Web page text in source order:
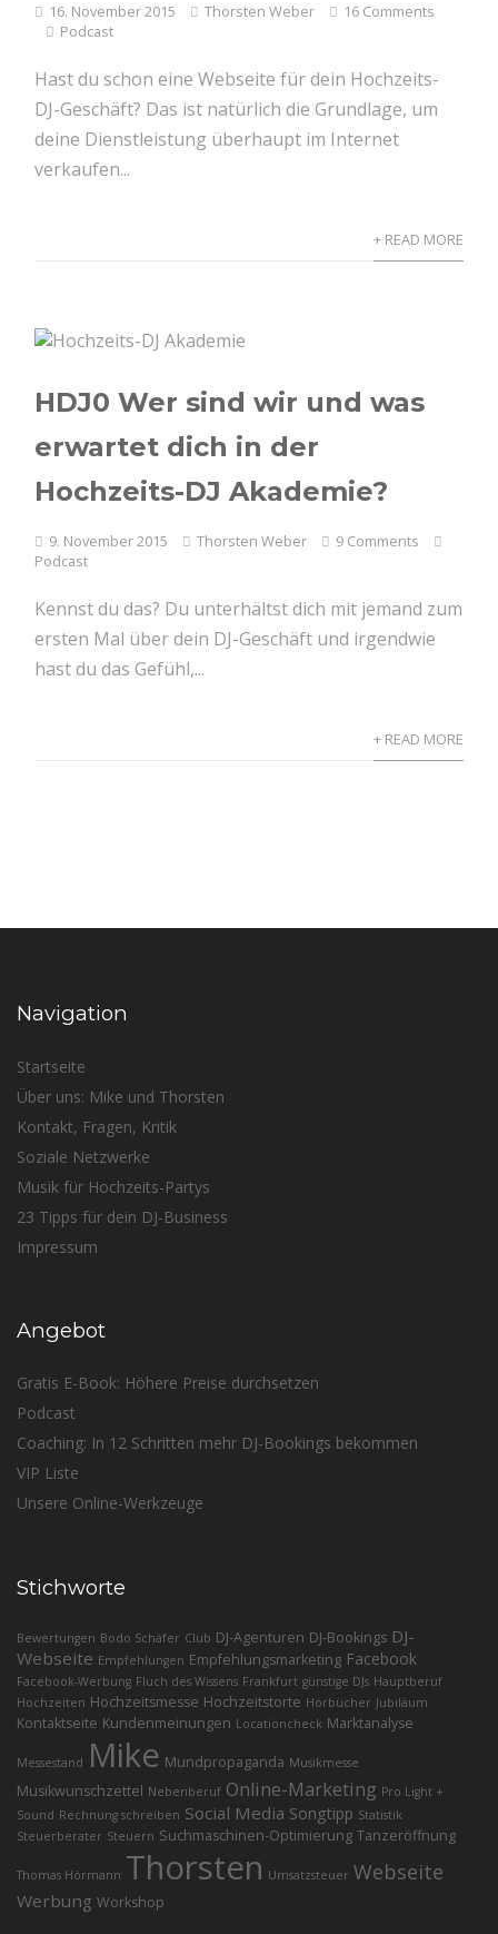
16. November 2015 Thorsten Weber
16 Comments
Podcast
Hast du schon eine Webseite für dein Hochzeits-
DJ-Geschäft? Das ist natürlich die Grundlage, um
deine Dienstleistung überhaupt im Internet
verkaufen...
+ READ MORE
HDJ0 Wer sind wir und was
erwartet dich in der
Hochzeits-DJ Akademie?
9. November 2015 Thorsten Weber
9 Comments
Podcast
Kennst du das? Du unterhältst dich mit jemand zum
ersten Mal über dein DJ-Geschäft und irgendwie
hast du das Gefühl,...
+ READ MORE
Navigation
Startseite
Über uns: Mike und Thorsten
Kontakt, Fragen, Kritik
Soziale Netzwerke
Musik für Hochzeits-Partys
23 Tipps für dein DJ-Business
Impressum
Angebot
Gratis E-Book: Höhere Preise durchsetzen
Podcast
Coaching: In 12 Schritten mehr DJ-Bookings bekommen
VIP Liste
Unsere Online-Werkzeuge
Stichworte
Bewertungen Bodo Schäfer Club DJ-Agenturen DJ-Bookings DJ-
Webseite Empfehlungen Empfehlungsmarketing Facebook
Facebook-Werbung Fluch des Wissens Frankfurt günstige DJs Hauptberuf
Hochzeiten Hochzeitsmesse Hochzeitstorte Hörbücher Jubiläum
Kontaktseite Kundenmeinungen Locationcheck Marktanalyse
Messestand Mike Mundpropaganda Musikmesse
Musikwunschzettel Nebenberuf Online-Marketing Pro Light +
Sound Rechnung schreiben Social Media Songtipp Statistik
Steuerberater Steuern Suchmaschinen-Optimierung Tanzeröffnung
Thomas Hörmann Thorsten Umsatzsteuer Webseite
Werbung Workshop